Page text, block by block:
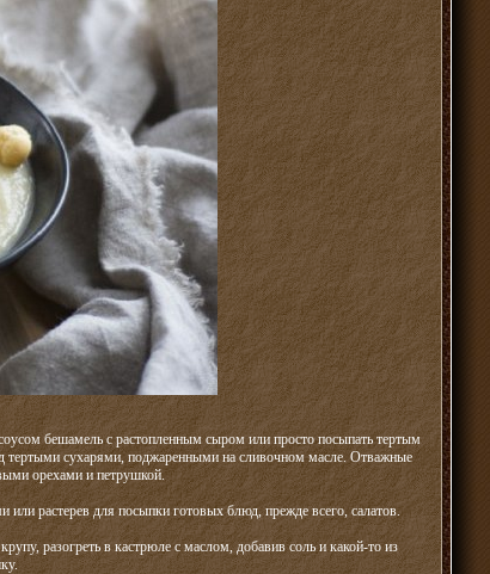
бешамель с растопленным сыром или просто посыпать тертым
тертыми сухарями, поджаренными на сливочном масле. Отважные
орехами и петрушкой.
растерев для посыпки готовых блюд, прежде всего, салатов.
разогреть в кастрюле с маслом, добавив соль и какой-то из